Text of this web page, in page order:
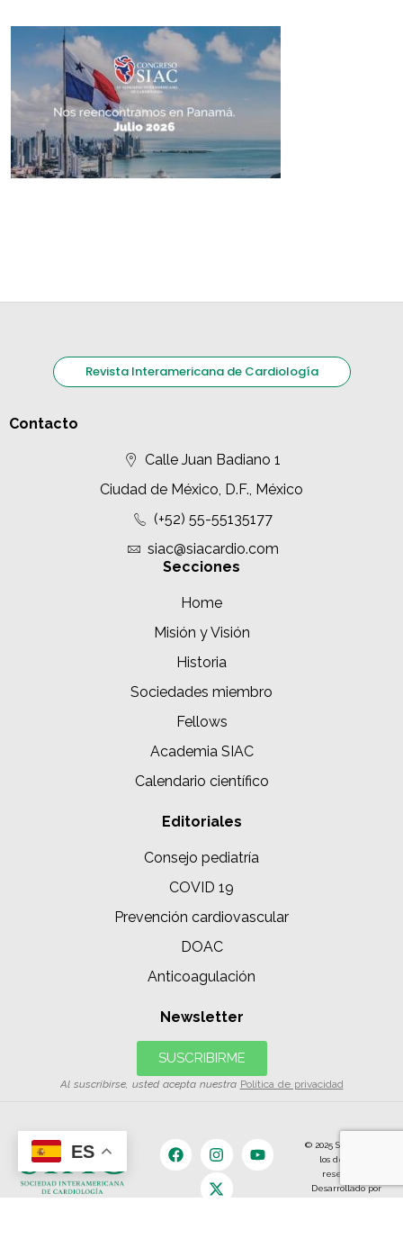
Revista Interamericana de Cardiología
Contacto
Calle Juan Badiano 1
Ciudad de México, D.F., México
(+52) 55-55135177
siac@siacardio.com
Secciones
Home
Misión y Visión
Historia
Sociedades miembro
Fellows
Academia SIAC
Calendario científico
Editoriales
Consejo pediatría
COVID 19
Prevención cardiovascular
DOAC
Anticoagulación
Newsletter
SUSCRIBIRME
Al suscribirse, usted acepta nuestra Política de privacidad
© 2025 SIAC | Todos
los derechos
reservados.
Desarrollado por
ES